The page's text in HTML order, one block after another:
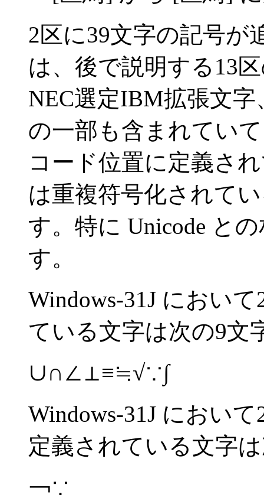
2区に39文字の記号が
は、後で説明する13
NEC選定IBM拡張文
の一部も含まれてい
コード位置に定義さ
は重複符号化されて
す。特に Unicode と
す。
Windows-31J におい
ている文字は次の9文
∪∩∠⊥≡≒√∵∫
Windows-31J におい
定義されている文字
￢∵